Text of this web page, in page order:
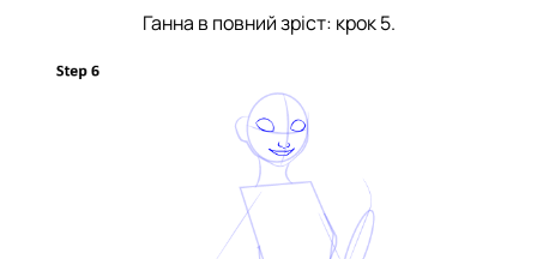
Ганна в повний зріст: крок 5.